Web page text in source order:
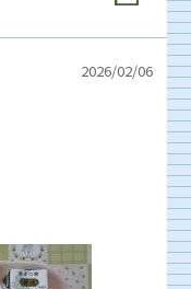
2026/02/06